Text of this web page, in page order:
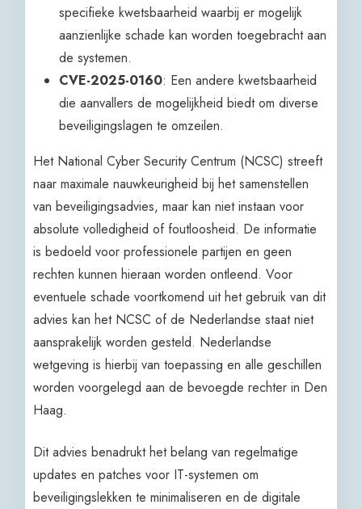
specifieke kwetsbaarheid waarbij er mogelijk
aanzienlijke schade kan worden toegebracht aan
de systemen.
CVE-2025-0160: Een andere kwetsbaarheid
die aanvallers de mogelijkheid biedt om diverse
beveiligingslagen te omzeilen.
Het National Cyber Security Centrum (NCSC) streeft
naar maximale nauwkeurigheid bij het samenstellen
van beveiligingsadvies, maar kan niet instaan voor
absolute volledigheid of foutloosheid. De informatie
is bedoeld voor professionele partijen en geen
rechten kunnen hieraan worden ontleend. Voor
eventuele schade voortkomend uit het gebruik van dit
advies kan het NCSC of de Nederlandse staat niet
aansprakelijk worden gesteld. Nederlandse
wetgeving is hierbij van toepassing en alle geschillen
worden voorgelegd aan de bevoegde rechter in Den
Haag.
Dit advies benadrukt het belang van regelmatige
updates en patches voor IT-systemen om
beveiligingslekken te minimaliseren en de digitale